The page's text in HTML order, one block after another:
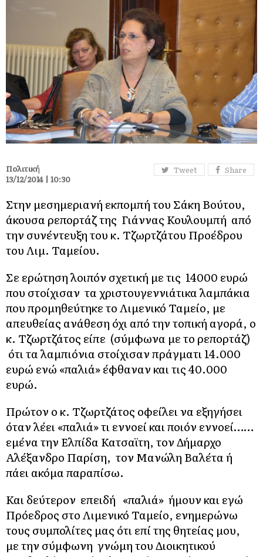
Tweet Share
Πολιτική
13/12/2014 | 10:30
Στην μεσημεριανή εκπομπή του Σάκη Βούτου,
άκουσα ρεπορτάζ της Γιάννας Κουλουμπή από
την συνέντευξη του κ. Τζωρτζάτου Προέδρου
του Λιμ. Ταμείου.
Σε ερώτηση λοιπόν σχετική με τις 14000 ευρώ
που στοίχισαν τα χριστουγεννιάτικα λαμπάκια
που προμηθεύτηκε το Λιμενικό Ταμείο, με
απευθείας ανάθεση όχι από την τοπική αγορά, ο
κ. Τζωρτζάτος είπε (σύμφωνα με το ρεπορτάζ)
ότι τα λαμπιόνια στοίχισαν πράγματι 14.000
ευρώ ενώ «παλιά» έφθαναν και τις 40.000
ευρώ.
Πρώτον ο κ. Τζωρτζάτος οφείλει να εξηγήσει
όταν λέει «παλιά» τι εννοεί και ποιόν εννοεί……
εμένα την Ελπίδα Κατσαϊτη, τον Δήμαρχο
Αλέξανδρο Παρίση, τον Μανώλη Βαλέτα ή
πάει ακόμα παραπίσω.
Και δεύτερον επειδή «παλιά» ήμουν και εγώ
Πρόεδρος στο Λιμενικό Ταμείο, ενημερώνω
τους συμπολίτες μας ότι επί της θητείας μου,
με την σύμφωνη γνώμη του Διοικητικού